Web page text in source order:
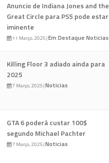
Anuncio de Indiana Jones and the
Great Circle para PS5 pode estar
iminente
11 Março, 2025|Em Destaque Noticias
Killing Floor 3 adiado ainda para
2025
7 Março, 2025|Noticias
GTA 6 poderá custar 100$
segundo Michael Pachter
7 Março, 2025|Noticias